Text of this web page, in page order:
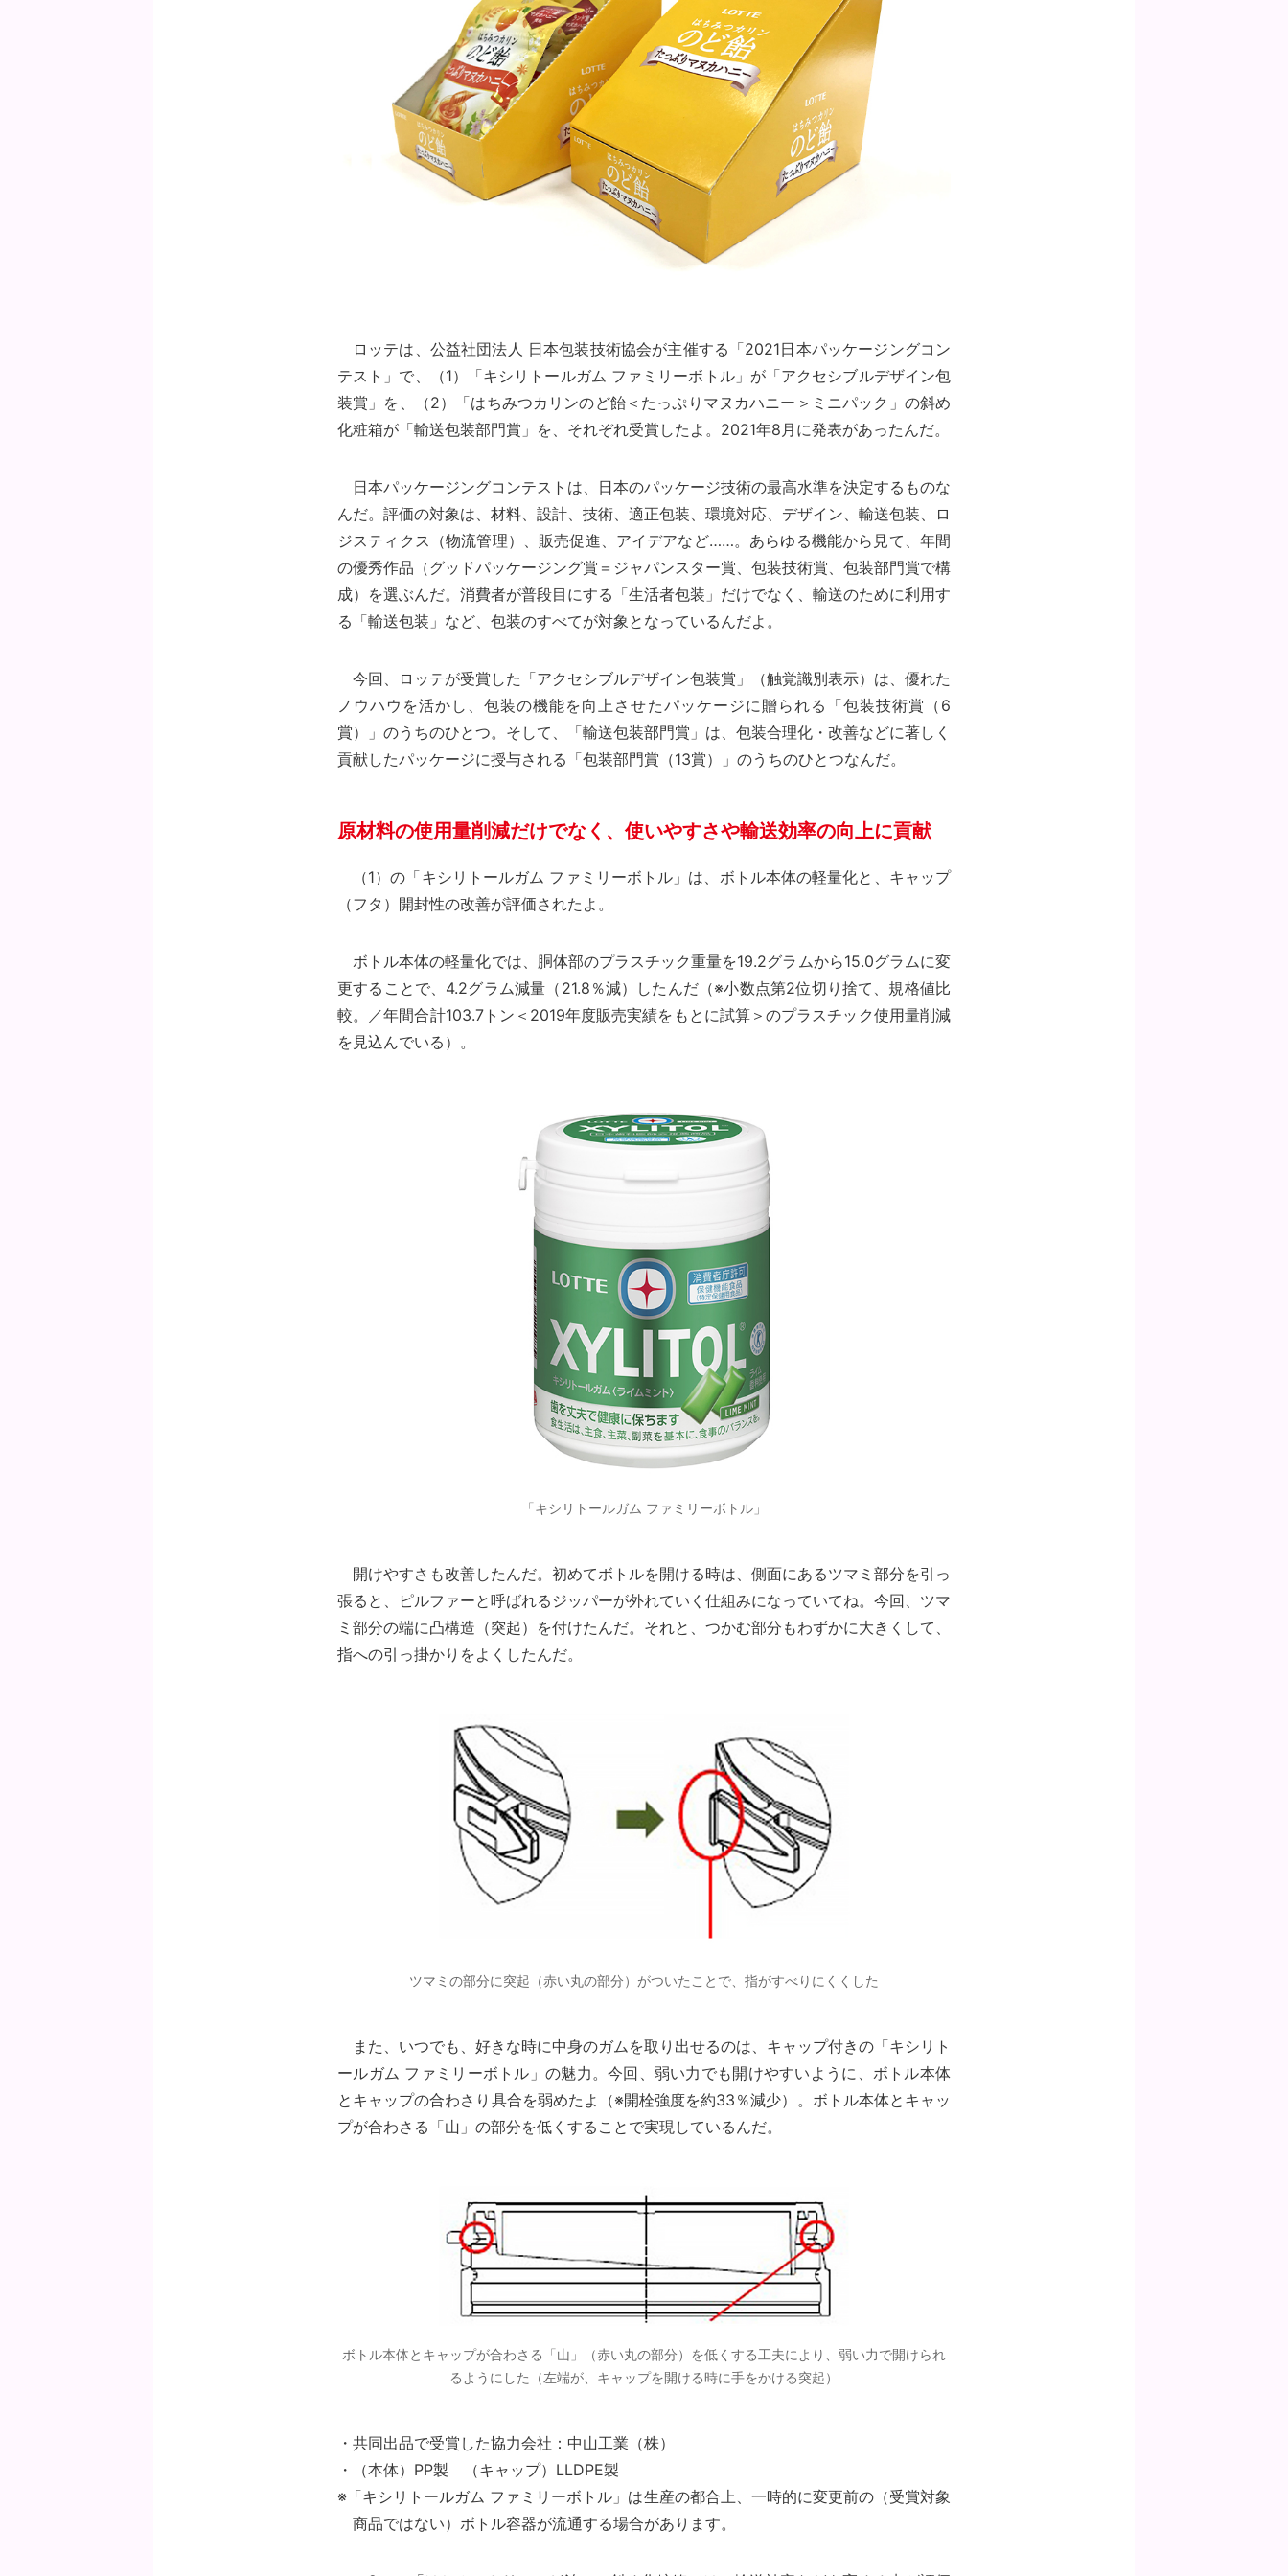
ロッテは、公益社団法人 日本包装技術協会が主催する「2021日本パッケージングコン
テスト」で、（1）「キシリトールガム ファミリーボトル」が「アクセシブルデザイン包
装賞」を、（2）「はちみつカリンのど飴＜たっぷりマヌカハニー＞ミニパック」の斜め
化粧箱が「輸送包装部門賞」を、それぞれ受賞したよ。2021年8月に発表があったんだ。
日本パッケージングコンテストは、日本のパッケージ技術の最高水準を決定するものな
んだ。評価の対象は、材料、設計、技術、適正包装、環境対応、デザイン、輸送包装、ロ
ジスティクス（物流管理）、販売促進、アイデアなど……。あらゆる機能から見て、年間
の優秀作品（グッドパッケージング賞＝ジャパンスター賞、包装技術賞、包装部門賞で構
成）を選ぶんだ。消費者が普段目にする「生活者包装」だけでなく、輸送のために利用す
る「輸送包装」など、包装のすべてが対象となっているんだよ。
今回、ロッテが受賞した「アクセシブルデザイン包装賞」（触覚識別表示）は、優れた
ノウハウを活かし、包装の機能を向上させたパッケージに贈られる「包装技術賞（6
賞）」のうちのひとつ。そして、「輸送包装部門賞」は、包装合理化・改善などに著しく
貢献したパッケージに授与される「包装部門賞（13賞）」のうちのひとつなんだ。
原材料の使用量削減だけでなく、使いやすさや輸送効率の向上に貢献
（1）の「キシリトールガム ファミリーボトル」は、ボトル本体の軽量化と、キャップ
（フタ）開封性の改善が評価されたよ。
ボトル本体の軽量化では、胴体部のプラスチック重量を19.2グラムから15.0グラムに変
更することで、4.2グラム減量（21.8％減）したんだ（※小数点第2位切り捨て、規格値比
較。／年間合計103.7トン＜2019年度販売実績をもとに試算＞のプラスチック使用量削減
を見込んでいる）。
「キシリトールガム ファミリーボトル」
開けやすさも改善したんだ。初めてボトルを開ける時は、側面にあるツマミ部分を引っ
張ると、ピルファーと呼ばれるジッパーが外れていく仕組みになっていてね。今回、ツマ
ミ部分の端に凸構造（突起）を付けたんだ。それと、つかむ部分もわずかに大きくして、
指への引っ掛かりをよくしたんだ。
ツマミの部分に突起（赤い丸の部分）がついたことで、指がすべりにくくした
また、いつでも、好きな時に中身のガムを取り出せるのは、キャップ付きの「キシリト
ールガム ファミリーボトル」の魅力。今回、弱い力でも開けやすいように、ボトル本体
とキャップの合わさり具合を弱めたよ（※開栓強度を約33％減少）。ボトル本体とキャッ
プが合わさる「山」の部分を低くすることで実現しているんだ。
ボトル本体とキャップが合わさる「山」（赤い丸の部分）を低くする工夫により、弱い力で開けられ
るようにした（左端が、キャップを開ける時に手をかける突起）
・共同出品で受賞した協力会社：中山工業（株）
・（本体）PP製 （キャップ）LLDPE製
※「キシリトールガム ファミリーボトル」は生産の都合上、一時的に変更前の（受賞対象
商品ではない）ボトル容器が流通する場合があります。